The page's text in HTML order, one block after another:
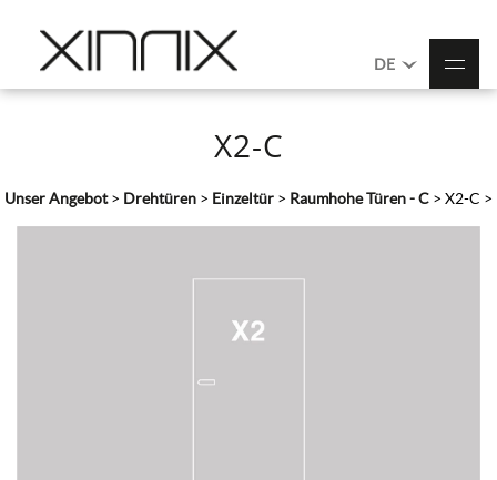
DE
X2-C
Unser Angebot> Drehtüren > Einzeltür > Raumhohe Türen - C > X2-C >